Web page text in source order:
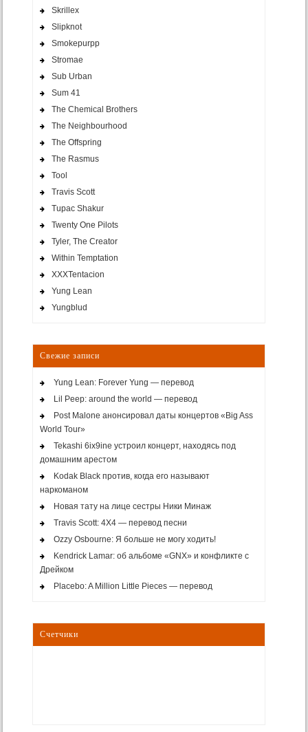
Skrillex
Slipknot
Smokepurpp
Stromae
Sub Urban
Sum 41
The Chemical Brothers
The Neighbourhood
The Offspring
The Rasmus
Tool
Travis Scott
Tupac Shakur
Twenty One Pilots
Tyler, The Creator
Within Temptation
XXXTentacion
Yung Lean
Yungblud
Свежие записи
Yung Lean: Forever Yung — перевод
Lil Peep: around the world — перевод
Post Malone анонсировал даты концертов «Big Ass
World Tour»
Tekashi 6ix9ine устроил концерт, находясь под
домашним арестом
Kodak Black против, когда его называют
наркоманом
Новая тату на лице сестры Ники Минаж
Travis Scott: 4X4 — перевод песни
Ozzy Osbourne: Я больше не могу ходить!
Kendrick Lamar: об альбоме «GNX» и конфликте с
Дрейком
Placebo: A Million Little Pieces — перевод
Счетчики